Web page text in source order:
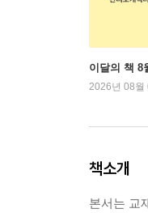
이달의 책 8
2026년 08월
책소개
본서는 교